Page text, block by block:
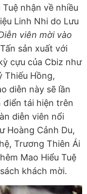
nhận về nhiều
Linh Nhi do Lưu
viên mời vào
sản xuất với
cựu của Cbiz như
Thiếu Hồng,
diễn này sẽ lần
điển tái hiện trên
diễn viên nổi
Hoàng Cảnh Du,
Trương Thiên Ái
Mao Hiểu Tuệ
khách mời.